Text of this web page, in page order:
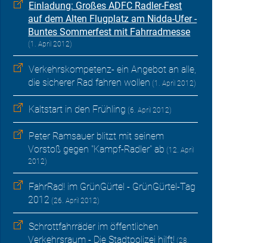
Einladung: Großes ADFC Radler-Fest
auf dem Alten Flugplatz am Nidda-Ufer -
Buntes Sommerfest mit Fahrradmesse
(1. April 2012)
Verkehrskompetenz- ein Angebot an alle,
die sicherer Rad fahren wollen (1. April 2012)
Kaltstart in den Frühling (6. April 2012)
Peter Ramsauer blitzt mit seinem
Vorstoß gegen "Kampf-Radler" ab (12. April
2012)
FahrRad! im GrünGürtel - GrünGürtel-Tag
2012 (26. April 2012)
Schrottfahrräder im öffentlichen
Verkehrsraum - Die Stadtpolizei hilft! (28.